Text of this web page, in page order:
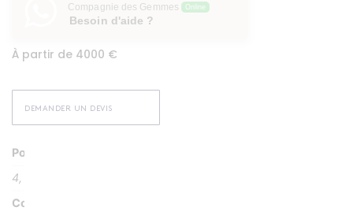
Compagnie des Gemmes Online
Besoin d'aide ?
À partir de 4000 €
DEMANDER UN DEVIS
Poids
4, 28 g
Couleur